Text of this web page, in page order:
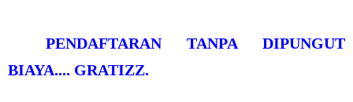
PENDAFTARAN TANPA DIPUNGUT
BIAYA.... GRATIZZ.